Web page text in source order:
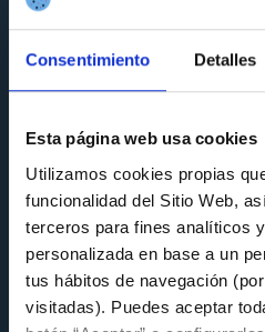
Consentimiento Detalles
Esta página web usa cookies
Utilizamos cookies propias
funcionalidad del Sitio Web,
terceros para fines analíticos
personalizada en base a un
tus hábitos de navegación
visitadas). Puedes aceptar
O Celta comparte a súa
sustentabilidade na
da Alianza Galega polo